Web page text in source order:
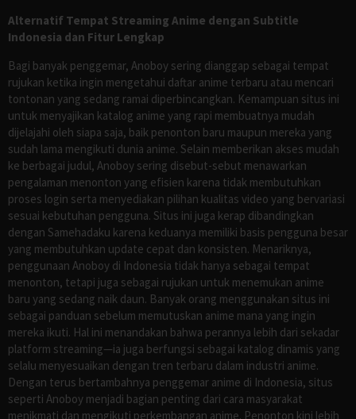
Alternatif Tempat Streaming Anime dengan Subtitle
Indonesia dan Fitur Lengkap
Bagi banyak penggemar, Anoboy sering dianggap sebagai tempat
rujukan ketika ingin mengetahui daftar anime terbaru atau mencari
tontonan yang sedang ramai diperbincangkan. Kemampuan situs ini
untuk menyajikan katalog anime yang rapi membuatnya mudah
dijelajahi oleh siapa saja, baik penonton baru maupun mereka yang
sudah lama mengikuti dunia anime. Selain memberikan akses mudah
ke berbagai judul, Anoboy sering disebut-sebut menawarkan
pengalaman menonton yang efisien karena tidak membutuhkan
proses login serta menyediakan pilihan kualitas video yang bervariasi
sesuai kebutuhan pengguna. Situs ini juga kerap dibandingkan
dengan Samehadaku karena keduanya memiliki basis pengguna besar
yang membutuhkan update cepat dan konsisten. Menariknya,
penggunaan Anoboy di Indonesia tidak hanya sebagai tempat
menonton, tetapi juga sebagai rujukan untuk menemukan anime
baru yang sedang naik daun. Banyak orang menggunakan situs ini
sebagai panduan sebelum memutuskan anime mana yang ingin
mereka ikuti. Hal ini menandakan bahwa perannya lebih dari sekadar
platform streaming—ia juga berfungsi sebagai katalog dinamis yang
selalu menyesuaikan dengan tren terbaru dalam industri anime.
Dengan terus bertambahnya penggemar anime di Indonesia, situs
seperti Anoboy menjadi bagian penting dari cara masyarakat
menikmati dan mengikuti perkembangan anime. Penonton kini lebih